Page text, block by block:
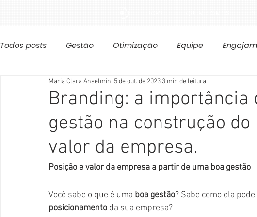
Todos posts Gestão Otimização Equipe
Branding: a importância
gestão na construção
valor da empresa.
Maria Clara Anselmini 5 de out. de 2023 3 min de leitura
Posição e valor da empresa a partir de uma boa gestão
Você sabe o que é uma boa gestão? Sabe como ela
posicionamento da sua empresa?